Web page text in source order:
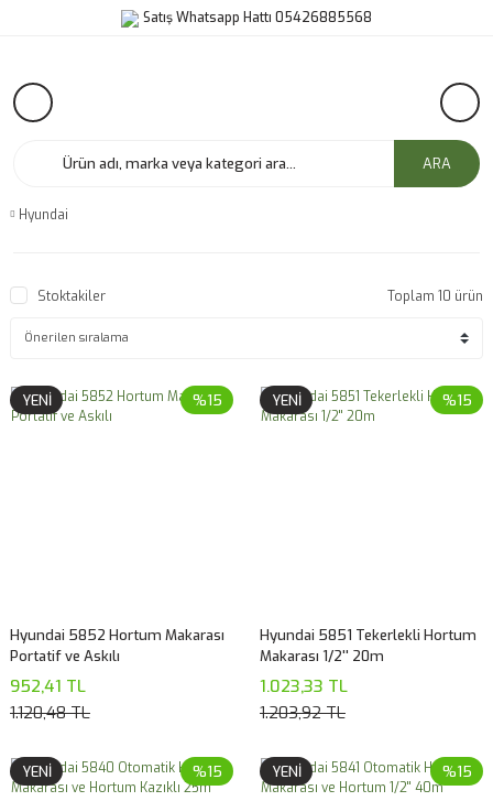
Satış Whatsapp Hattı 05426885568
ARA
Hyundai
Stoktakiler Toplam 10 ürün
%15
YENİ
Hyundai 5852 Hortum Makarası
Portatif ve Askılı
952,41 TL
1.120,48 TL
%15
YENİ
Hyundai 5851 Tekerlekli Hortum
Makarası 1/2'' 20m
1.023,33 TL
1.203,92 TL
%15
YENİ %15
YENİ